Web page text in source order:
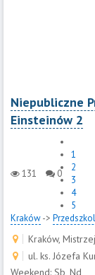
Niepubliczne
Einsteinów 2
131 0
1
2
3
4
5
Kraków->
Kraków,
ul. ks. Józefa
Weekend: Sb, Nd